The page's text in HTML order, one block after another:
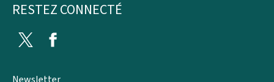
RESTEZ CONNECTÉ
Twitter
Newsletter